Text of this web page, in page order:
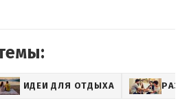
ИДЕИ ДЛЯ ОТДЫХА